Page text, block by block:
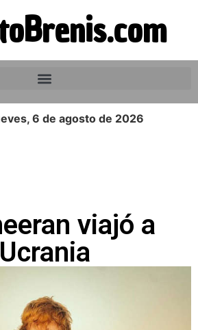
6 de agosto de 2026
viajó a
Ucrania